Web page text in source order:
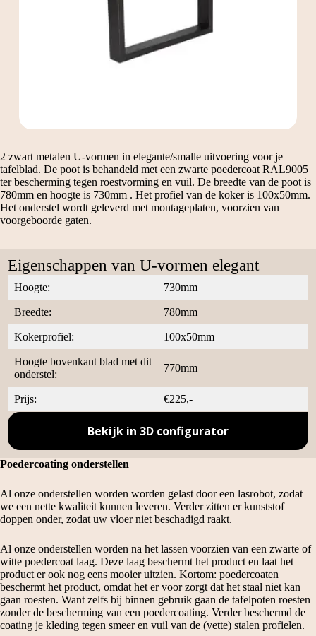
2 zwart metalen U-vormen in elegante/smalle uitvoering voor je
tafelblad. De poot is behandeld met een zwarte poedercoat RAL9005
ter bescherming tegen roestvorming en vuil. De breedte van de poot is
780mm en hoogte is 730mm . Het profiel van de koker is 100x50mm.
Het onderstel wordt geleverd met montageplaten, voorzien van
voorgeboorde gaten.
Eigenschappen van U-vormen elegant
Hoogte: 730mm
Breedte: 780mm
Kokerprofiel: 100x50mm
Hoogte bovenkant blad met dit
onderstel:
770mm
Prijs: €225,-
Bekijk in 3D configurator
Poedercoating onderstellen
Al onze onderstellen worden worden gelast door een lasrobot, zodat
we een nette kwaliteit kunnen leveren. Verder zitten er kunststof
doppen onder, zodat uw vloer niet beschadigd raakt.
Al onze onderstellen worden na het lassen voorzien van een zwarte of
witte poedercoat laag. Deze laag beschermt het product en laat het
product er ook nog eens mooier uitzien. Kortom: poedercoaten
beschermt het product, omdat het er voor zorgt dat het staal niet kan
gaan roesten. Want zelfs bij binnen gebruik gaan de tafelpoten roesten
zonder de bescherming van een poedercoating. Verder beschermd de
coating je kleding tegen smeer en vuil van de (vette) stalen profielen.